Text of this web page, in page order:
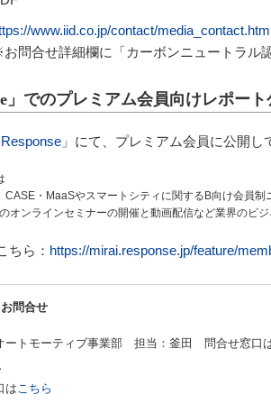
www.iid.co.jp/contact/
問合せ詳細欄に「カーボンニュートラル
」でのプレミアム会員向けレポー
」 にて、プレミアム会員に公開し
CASE・MaaSやスマートシティに関するB向け会員
オンラインセミナーの開催と動画配信など業界のビジ
ちら： https://mirai.response.jp/feature/
問合せ
ートモーティブ事業部 担当：釜田 問合せ窓口
はこちら